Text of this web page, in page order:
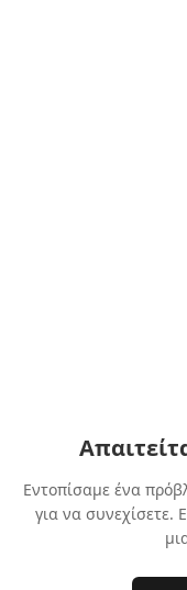
Εντοπίσαμε ένα
για να συνεχίσετε.